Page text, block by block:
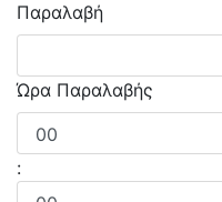
Παραλαβή
Ώρα Παραλαβής
: